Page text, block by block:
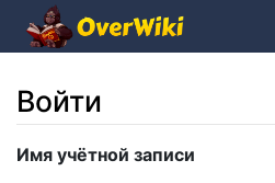
Войти
Перейти к:навигация
Имя учётной записи